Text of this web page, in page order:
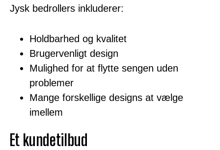
Jysk bedrollers inkluderer:
Holdbarhed og kvalitet
Brugervenligt design
Mulighed for at flytte sengen uden
problemer
Mange forskellige designs at vælge
imellem
Et kundetilbud